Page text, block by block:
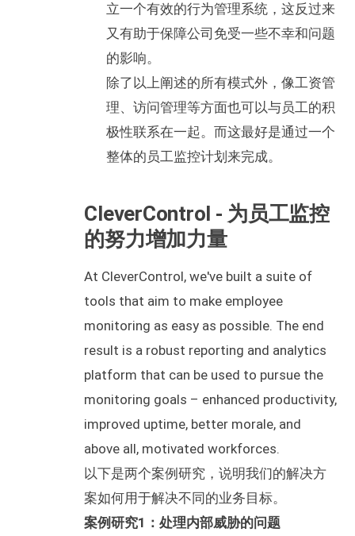
立一个有效的行为管理系统，这反过来
又有助于保障公司免受一些不幸和问题
的影响。
除了以上阐述的所有模式外，像工资管
理、访问管理等方面也可以与员工的积
极性联系在一起。而这最好是通过一个
整体的员工监控计划来完成。
CleverControl - 为员工监控
的努力增加力量
At CleverControl, we've built a suite of
tools that aim to make employee
monitoring as easy as possible. The end
result is a robust reporting and analytics
platform that can be used to pursue the
monitoring goals – enhanced productivity,
improved uptime, better morale, and
above all, motivated workforces.
以下是两个案例研究，说明我们的解决方
案如何用于解决不同的业务目标。
案例研究1：处理内部威胁的问题